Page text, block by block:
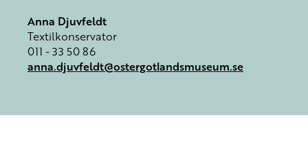
Anna Djuvfeldt
Textilkonservator
011 - 33 50 86
anna.djuvfeldt@ostergotlandsmuseum.se